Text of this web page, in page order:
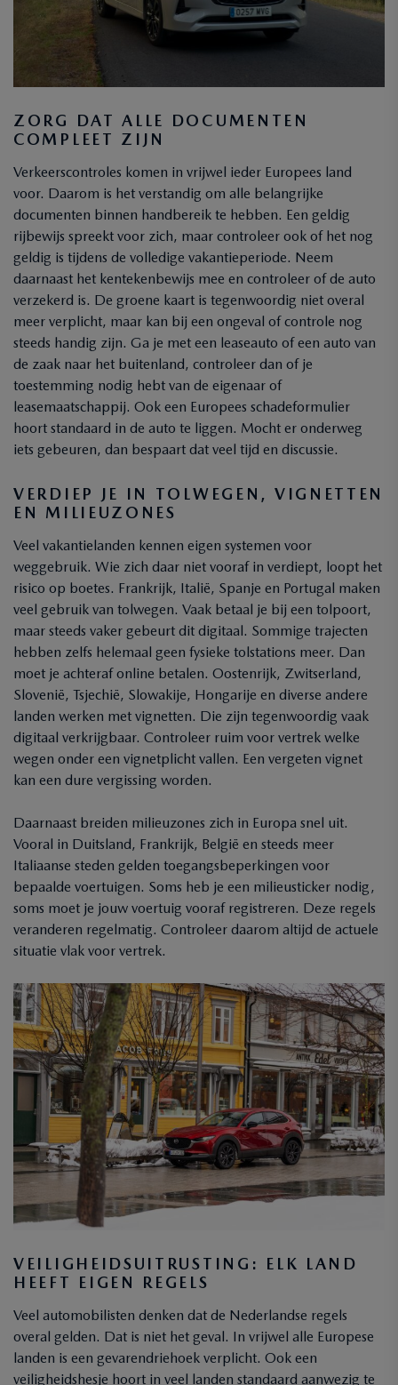
ZORG DAT ALLE DOCUMENTEN
COMPLEET ZIJN
Verkeerscontroles komen in vrijwel ieder Europees land
voor. Daarom is het verstandig om alle belangrijke
documenten binnen handbereik te hebben. Een geldig
rijbewijs spreekt voor zich, maar controleer ook of het nog
geldig is tijdens de volledige vakantieperiode. Neem
daarnaast het kentekenbewijs mee en controleer of de auto
verzekerd is. De groene kaart is tegenwoordig niet overal
meer verplicht, maar kan bij een ongeval of controle nog
steeds handig zijn. Ga je met een leaseauto of een auto van
de zaak naar het buitenland, controleer dan of je
toestemming nodig hebt van de eigenaar of
leasemaatschappij. Ook een Europees schadeformulier
hoort standaard in de auto te liggen. Mocht er onderweg
iets gebeuren, dan bespaart dat veel tijd en discussie.
VERDIEP JE IN TOLWEGEN, VIGNETTEN
EN MILIEUZONES
Veel vakantielanden kennen eigen systemen voor
weggebruik. Wie zich daar niet vooraf in verdiept, loopt het
risico op boetes. Frankrijk, Italië, Spanje en Portugal maken
veel gebruik van tolwegen. Vaak betaal je bij een tolpoort,
maar steeds vaker gebeurt dit digitaal. Sommige trajecten
hebben zelfs helemaal geen fysieke tolstations meer. Dan
moet je achteraf online betalen. Oostenrijk, Zwitserland,
Slovenië, Tsjechië, Slowakije, Hongarije en diverse andere
landen werken met vignetten. Die zijn tegenwoordig vaak
digitaal verkrijgbaar. Controleer ruim voor vertrek welke
wegen onder een vignetplicht vallen. Een vergeten vignet
kan een dure vergissing worden.
Daarnaast breiden milieuzones zich in Europa snel uit.
Vooral in Duitsland, Frankrijk, België en steeds meer
Italiaanse steden gelden toegangsbeperkingen voor
bepaalde voertuigen. Soms heb je een milieusticker nodig,
soms moet je jouw voertuig vooraf registreren. Deze regels
veranderen regelmatig. Controleer daarom altijd de actuele
situatie vlak voor vertrek.
VEILIGHEIDSUITRUSTING: ELK LAND
HEEFT EIGEN REGELS
Veel automobilisten denken dat de Nederlandse regels
overal gelden. Dat is niet het geval. In vrijwel alle Europese
landen is een gevarendriehoek verplicht. Ook een
veiligheidshesje hoort in veel landen standaard aanwezig te